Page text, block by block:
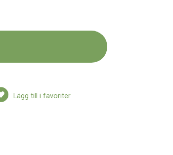
Lägg till i favoriter